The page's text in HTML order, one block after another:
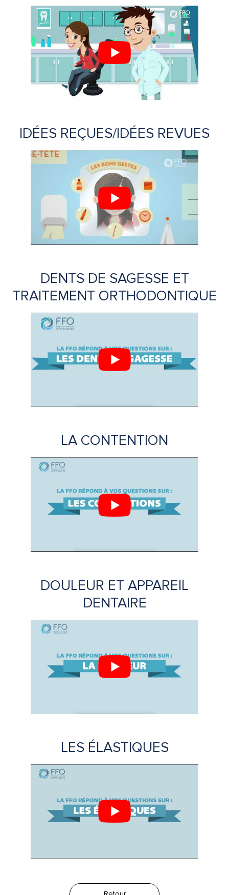
IDÉES REÇUES/IDÉES REVUES
DENTS DE SAGESSE ET
TRAITEMENT ORTHODONTIQUE
LA CONTENTION
DOULEUR ET APPAREIL
DENTAIRE
LES ÉLASTIQUES